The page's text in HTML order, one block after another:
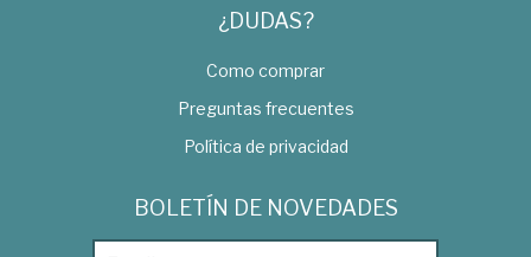
¿DUDAS?
Como comprar
Preguntas frecuentes
Política de privacidad
BOLETÍN DE NOVEDADES